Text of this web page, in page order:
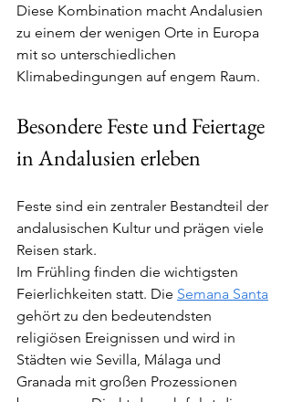
Diese Kombination macht Andalusien
zu einem der wenigen Orte in Europa
mit so unterschiedlichen
Klimabedingungen auf engem Raum.
Besondere Feste und Feiertage
in Andalusien erleben
Feste sind ein zentraler Bestandteil der
andalusischen Kultur und prägen viele
Reisen stark.
Im Frühling finden die wichtigsten
Feierlichkeiten statt. Die Semana Santa
gehört zu den bedeutendsten
religiösen Ereignissen und wird in
Städten wie Sevilla, Málaga und
Granada mit großen Prozessionen